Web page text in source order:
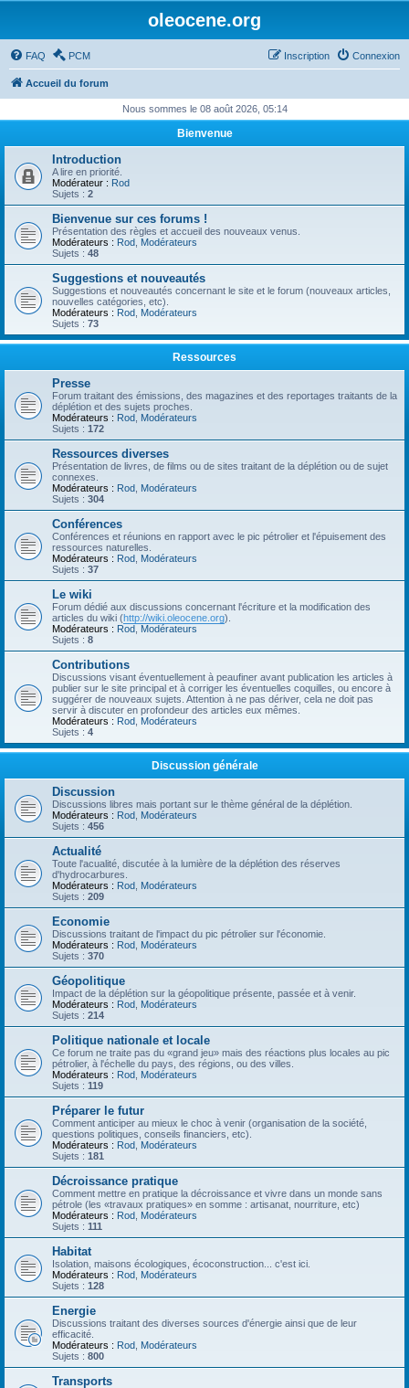
oleocene.org
FAQ PCM Connexion
Inscription
Accueil du forum
Nous sommes le 08 août 2026, 05:14
Bienvenue
Introduction
A lire en priorité.
Modérateur : Rod
Sujets : 2
Bienvenue sur ces forums !
Présentation des règles et accueil des nouveaux venus.
Modérateurs : Rod Modérateurs
Sujets : 48
Suggestions et nouveautés
Suggestions et nouveautés concernant le site et le forum (nouveaux articles,
nouvelles catégories, etc).
Modérateurs : Rod Modérateurs
Sujets : 73
Ressources
Presse
Forum traitant des émissions, des magazines et des reportages traitants de la
déplétion et des sujets proches.
Modérateurs : Rod Modérateurs
Sujets : 172
Ressources diverses
Présentation de livres, de films ou de sites traitant de la déplétion ou de sujet
connexes.
Modérateurs : Rod Modérateurs
Sujets : 304
Conférences
Conférences et réunions en rapport avec le pic pétrolier et l'épuisement des
ressources naturelles.
Modérateurs : Rod Modérateurs
Sujets : 37
Le wiki
Forum dédié aux discussions concernant l'écriture et la modification des
articles du wiki (http://wiki.oleocene.org).
Modérateurs : Rod Modérateurs
Sujets : 8
Contributions
Discussions visant éventuellement à peaufiner avant publication les articles à
publier sur le site principal et à corriger les éventuelles coquilles, ou encore à
suggérer de nouveaux sujets. Attention à ne pas dériver, cela ne doit pas
servir à discuter en profondeur des articles eux mêmes.
Modérateurs : Rod Modérateurs
Sujets : 4
Discussion générale
Discussion
Discussions libres mais portant sur le thème général de la déplétion.
Modérateurs : Rod Modérateurs
Sujets : 456
Actualité
Toute l'acualité, discutée à la lumière de la déplétion des réserves
d'hydrocarbures.
Modérateurs : Rod Modérateurs
Sujets : 209
Economie
Discussions traitant de l'impact du pic pétrolier sur l'économie.
Modérateurs : Rod Modérateurs
Sujets : 370
Géopolitique
Impact de la déplétion sur la géopolitique présente, passée et à venir.
Modérateurs : Rod Modérateurs
Sujets : 214
Politique nationale et locale
Ce forum ne traite pas du «grand jeu» mais des réactions plus locales au pic
pétrolier, à l'échelle du pays, des régions, ou des villes.
Modérateurs : Rod Modérateurs
Sujets : 119
Préparer le futur
Comment anticiper au mieux le choc à venir (organisation de la société,
questions politiques, conseils financiers, etc).
Modérateurs : Rod Modérateurs
Sujets : 181
Décroissance pratique
Comment mettre en pratique la décroissance et vivre dans un monde sans
pétrole (les «travaux pratiques» en somme : artisanat, nourriture, etc)
Modérateurs : Rod Modérateurs
Sujets : 111
Habitat
Isolation, maisons écologiques, écoconstruction... c'est ici.
Modérateurs : Rod Modérateurs
Sujets : 128
Energie
Discussions traitant des diverses sources d'énergie ainsi que de leur
efficacité.
Modérateurs : Rod Modérateurs
Sujets : 800
Transports